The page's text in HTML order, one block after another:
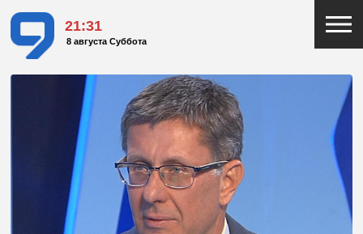
21:32
8 августа Суббота